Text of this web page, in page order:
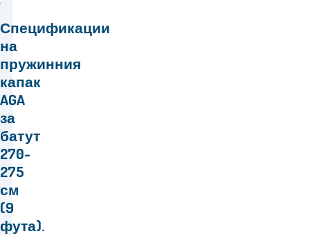
Спецификации
на
пружинния
капак
AGA
за
батут
270-
275
см
(9
фута).